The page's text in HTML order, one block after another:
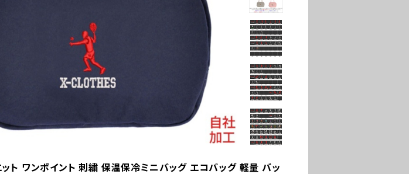
ト ワンポイント 刺繍 保温保冷ミニバッグ エコバッグ 軽量 バッ